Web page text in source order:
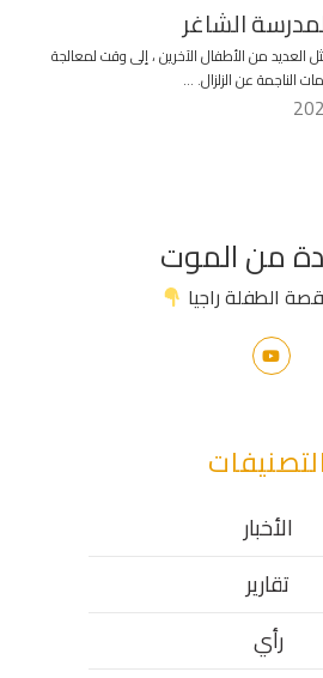
الشاغر
العديد من الأطفال الآخرين ، إلى وقت لمعالجة
الناجمة عن الزلزال. …
من الموت
الطفلة راجيا
التصنيفات
الأخبار
تقارير
رأي